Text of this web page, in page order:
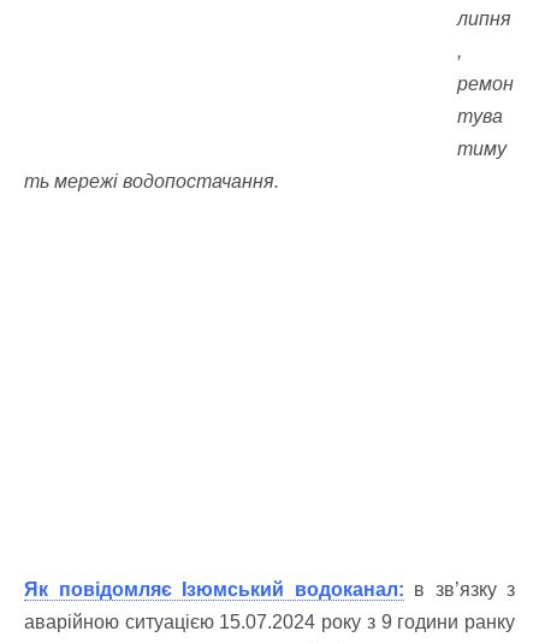
липня
,
ремон
тува
тиму
ть мережі водопостачання.
Як повідомляє Ізюмський водоканал: в зв’язку з
аварійною ситуацією 15.07.2024 року з 9 години ранку